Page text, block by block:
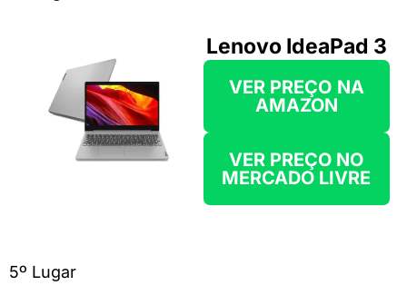
Lenovo IdeaPad 3
VER PREÇO NA
AMAZON
VER PREÇO NO
MERCADO LIVRE
5º Lugar